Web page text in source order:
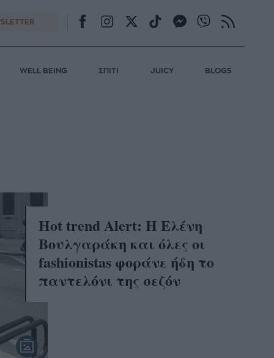
WELL BEING ΣΠΙΤΙ JUICY BLOGS
Hot trend Alert: Η Ελένη
Βουλγαράκη και όλες οι
fashionistas φοράνε ήδη το
παντελόνι της σεζόν